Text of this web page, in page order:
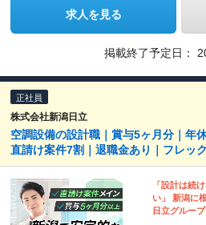
求人を見る
掲載終了予定日：
正社員
株式会社新潟日立
空調設備の設計職｜賞与5ヶ月分｜年
直請け案件7割｜退職金あり｜フレッ
「設計は続
い」 新潟に
日立グループ